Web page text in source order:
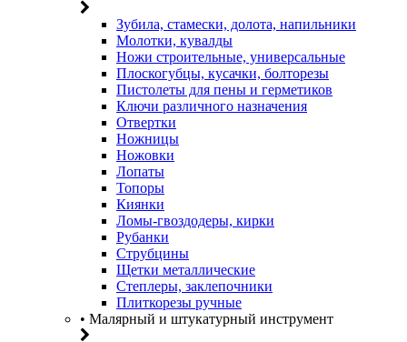
Зубила, стамески, долота, напильники
Молотки, кувалды
Ножи строительные, универсальные
Плоскогубцы, кусачки, болторезы
Пистолеты для пены и герметиков
Ключи различного назначения
Отвертки
Ножницы
Ножовки
Лопаты
Топоры
Киянки
Ломы-гвоздодеры, кирки
Рубанки
Струбцины
Щетки металлические
Степлеры, заклепочники
Плиткорезы ручные
• Малярный и штукатурный инструмент